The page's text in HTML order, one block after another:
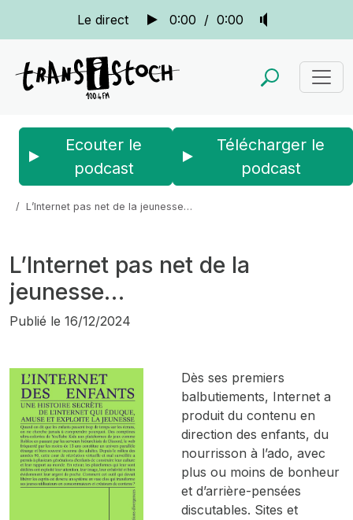
Le direct 0:00 / 0:00
Ecouter le
podcast
Télécharger le
podcast
L’Internet pas net de la jeunesse…
L’Internet pas net de la
jeunesse…
Publié le 16/12/2024
Dès ses premiers
balbutiements, Internet a
produit du contenu en
direction des enfants, du
nourrisson à l’ado, avec
plus ou moins de bonheur
et d’arrière-pensées
discutables. Sites et